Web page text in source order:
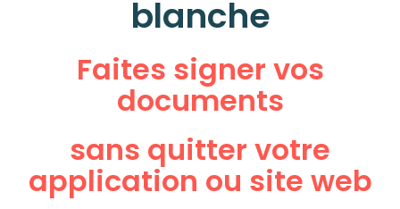
blanche
Faites signer vos
documents
sans quitter votre
application ou site web